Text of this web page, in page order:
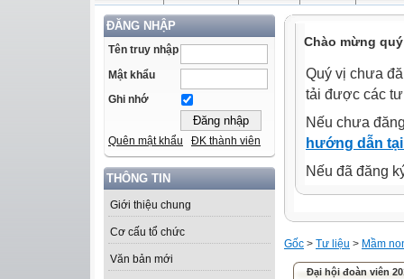
ĐĂNG NHẬP
Tên truy nhập
Mật khẩu
Ghi nhớ
Quên mật khẩu ĐK thành viên
THÔNG TIN
Giới thiệu chung
Cơ cấu tổ chức
Văn bản mới
Chào mừng
Quý vị chưa
tải được các
Nếu chưa
hướng dẫn
Nếu đã đăng
Gốc > Tư liệu > Mầm
Đại hội đoàn viên